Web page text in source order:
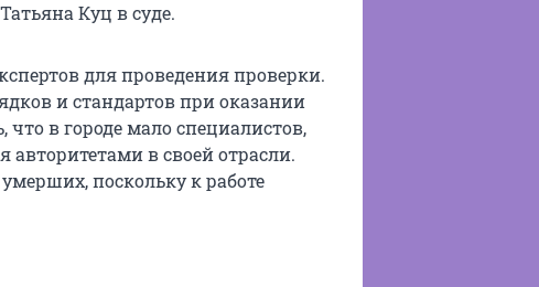
Куц в суде.
для проведения проверки.
и стандартов при оказании
в городе мало специалистов,
в своей отрасли.
поскольку к работе